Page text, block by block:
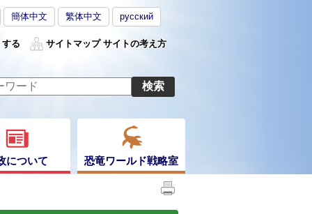
簡体中文 繁体中文 русский
る サイトマップ サイトの考え方
について 恐竜ワールド戦略室